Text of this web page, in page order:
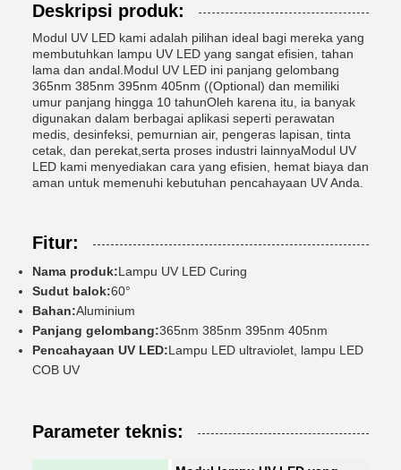
Deskripsi produk:
Modul UV LED kami adalah pilihan ideal bagi mereka yang
membutuhkan lampu UV LED yang sangat efisien, tahan
lama dan andal.Modul UV LED ini panjang gelombang
365nm 385nm 395nm 405nm ((Optional) dan memiliki
umur panjang hingga 10 tahunOleh karena itu, ia banyak
digunakan dalam berbagai aplikasi seperti perawatan
medis, desinfeksi, pemurnian air, pengeras lapisan, tinta
cetak, dan perekat,serta proses industri lainnyaModul UV
LED kami menyediakan cara yang efisien, hemat biaya dan
aman untuk memenuhi kebutuhan pencahayaan UV Anda.
Fitur:
Nama produk:Lampu UV LED Curing
Sudut balok:60°
Bahan:Aluminium
Panjang gelombang:365nm 385nm 395nm 405nm
Pencahayaan UV LED:Lampu LED ultraviolet, lampu LED
COB UV
Parameter teknis: